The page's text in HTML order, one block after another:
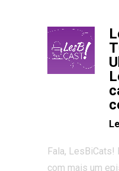
-
Fala,
com mais um